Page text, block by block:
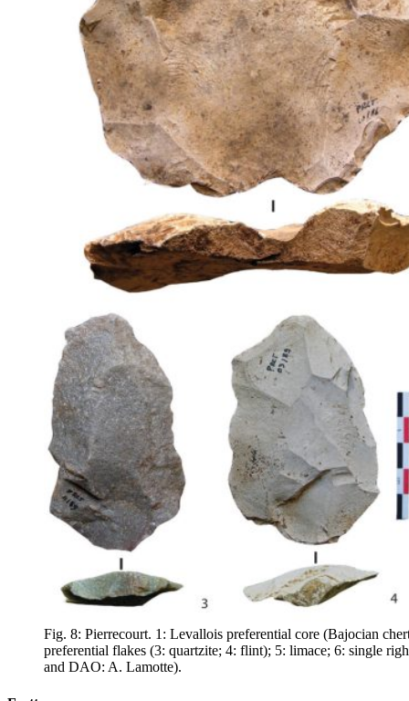
Fig. 8: Pierrecourt. 1: Levallois preferential core (Bajocian
preferential flakes (3: quartzite; 4: flint); 5: limace; 6: single
and DAO: A. Lamotte).